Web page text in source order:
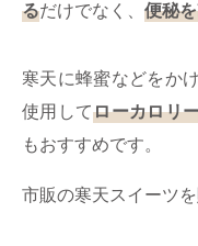
るだけでなく、 便秘
寒天に蜂蜜などをか
使用してローカロリ
もおすすめです。
市販の寒天スイーツ